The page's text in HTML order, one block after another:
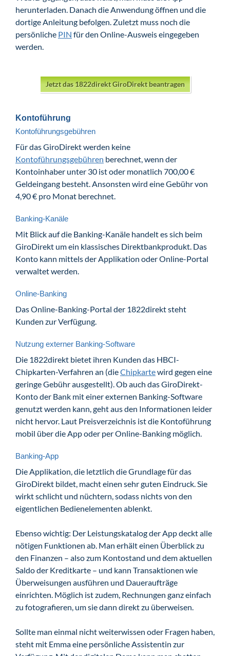
herunterladen. Danach die Anwendung öffnen und die
dortige Anleitung befolgen. Zuletzt muss noch die
persönliche PIN für den Online-Ausweis eingegeben
werden.
Jetzt das 1822direkt GiroDirekt beantragen
Kontoführung
Kontoführungsgebühren
Für das GiroDirekt werden keine
Kontoführungsgebühren berechnet, wenn der
Kontoinhaber unter 30 ist oder monatlich 700,00 €
Geldeingang besteht. Ansonsten wird eine Gebühr von
4,90 € pro Monat berechnet.
Banking-Kanäle
Mit Blick auf die Banking-Kanäle handelt es sich beim
GiroDirekt um ein klassisches Direktbankprodukt. Das
Konto kann mittels der Applikation oder Online-Portal
verwaltet werden.
Online-Banking
Das Online-Banking-Portal der 1822direkt steht
Kunden zur Verfügung.
Nutzung externer Banking-Software
Die 1822direkt bietet ihren Kunden das HBCI-
Chipkarten-Verfahren an (dieChipkartewird gegen eine
geringe Gebühr ausgestellt). Ob auch das GiroDirekt-
Konto der Bank mit einer externen Banking-Software
genutzt werden kann, geht aus den Informationen leider
nicht hervor. Laut Preisverzeichnis ist die Kontoführung
mobil über die App oder per Online-Banking möglich.
Banking-App
Die Applikation, die letztlich die Grundlage für das
GiroDirekt bildet, macht einen sehr guten Eindruck. Sie
wirkt schlicht und nüchtern, sodass nichts von den
eigentlichen Bedienelementen ablenkt.
Ebenso wichtig: Der Leistungskatalog der App deckt alle
nötigen Funktionen ab. Man erhält einen Überblick zu
den Finanzen – also zum Kontostand und dem aktuellen
Saldo der Kreditkarte – und kann Transaktionen wie
Überweisungen ausführen und Daueraufträge
einrichten. Möglich ist zudem, Rechnungen ganz einfach
zu fotografieren, um sie dann direkt zu überweisen.
Sollte man einmal nicht weiterwissen oder Fragen haben,
steht mit Emma eine persönliche Assistentin zur